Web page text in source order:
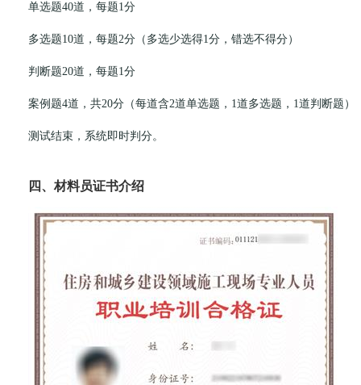
单选题40道，每题1分
多选题10道，每题2分（多选少选得1分，错选不得分）
判断题20道，每题1分
案例题4道，共20分（每道含2道单选题，1道多选题，1道判断题）
测试结束，系统即时判分。
四、材料员证书介绍